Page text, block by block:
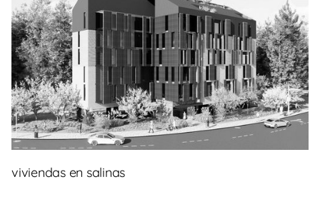
viviendas en salinas